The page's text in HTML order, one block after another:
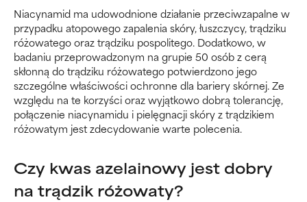
Niacynamid ma udowodnione działanie przeciwzapalne w
przypadku atopowego zapalenia skóry, łuszczycy, trądziku
różowatego oraz trądziku pospolitego. Dodatkowo, w
badaniu przeprowadzonym na grupie 50 osób z cerą
skłonną do trądziku różowatego potwierdzono jego
szczególne właściwości ochronne dla bariery skórnej. Ze
względu na te korzyści oraz wyjątkowo dobrą tolerancję,
połączenie niacynamidu i pielęgnacji skóry z trądzikiem
różowatym jest zdecydowanie warte polecenia.
Czy kwas azelainowy jest dobry
na trądzik różowaty?